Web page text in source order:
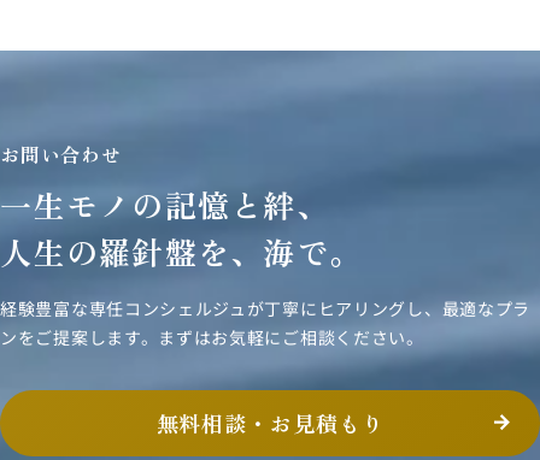
お問い合わせ
一生モノの記憶と絆、
人生の羅針盤を、海で。
経験豊富な専任コンシェルジュが丁寧にヒアリングし、 最適なプラ
ンをご提案します。まずはお気軽にご相談ください。
無料相談・お見積もり